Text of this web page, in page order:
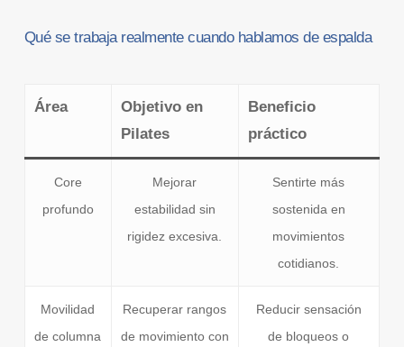
Qué se trabaja realmente cuando hablamos de espalda
Área
Objetivo en
Pilates
Beneficio
práctico
Core
profundo
Mejorar
estabilidad sin
rigidez excesiva.
Sentirte más
sostenida en
movimientos
cotidianos.
Movilidad
de columna
Recuperar rangos
de movimiento con
Reducir sensación
de bloqueos o